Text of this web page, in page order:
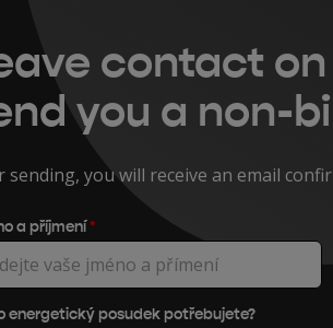
contact
you a non-
sending, you will receive an email
a příjmení*
energetický posudek potřebujete?